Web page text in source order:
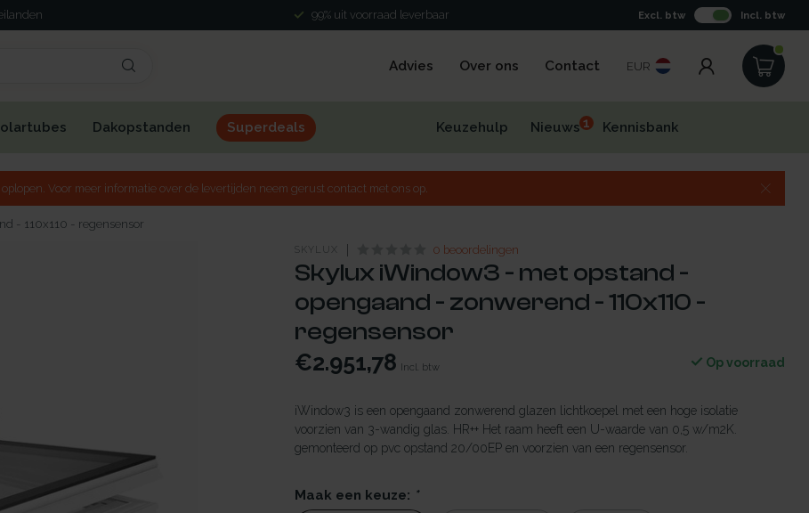
99% uit voorraad leverbaar Excl. btw Incl. btw
Advies Over ons Contact EUR
Dakopstanden Superdeals Keuzehulp Nieuws1 Kennisbank
Voor meer informatie over de levertijden neem gerust contact met ons op.
- 110x110 - regensensor
SKYLUX 0 beoordelingen
Skylux iWindow3 - met opstand -
opengaand - zonwerend - 110x110 -
regensensor
€2.951,78 Incl. btw Op voorraad
iWindow3 is een opengaand zonwerend glazen lichtkoepel met een hoge isolatie
voorzien van 3-wandig glas. HR++ Het raam heeft een U-waarde van 0,5 w/m2K.
gemonteerd op pvc opstand 20/00EP en voorzien van een regensensor.
Maak een keuze: *